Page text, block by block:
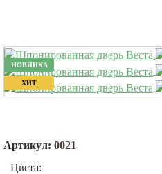
НОВИНКА
ХИТ
Артикул: 0021
Цвета: